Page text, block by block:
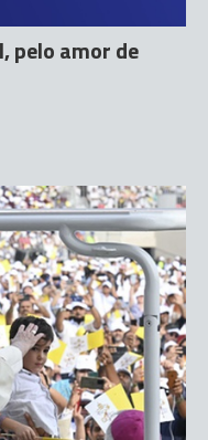
pelo amor de